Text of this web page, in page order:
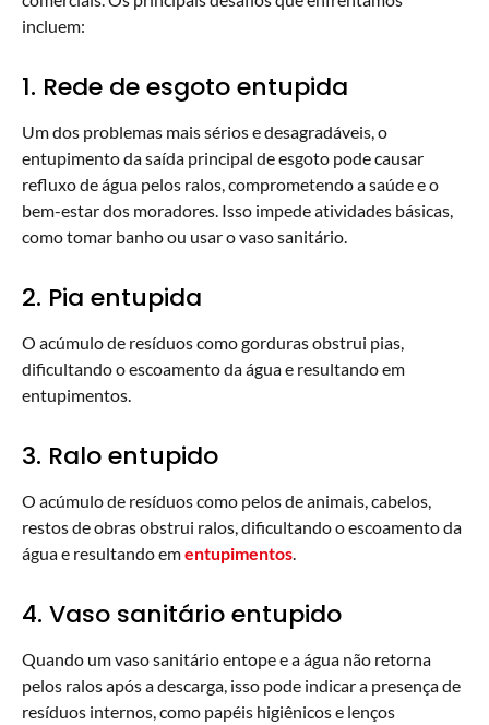
incluem:
1. Rede de esgoto entupida
Um dos problemas mais sérios e desagradáveis, o
entupimento da saída principal de esgoto pode causar
refluxo de água pelos ralos, comprometendo a saúde e o
bem-estar dos moradores. Isso impede atividades básicas,
como tomar banho ou usar o vaso sanitário.
2. Pia entupida
O acúmulo de resíduos como gorduras obstrui pias,
dificultando o escoamento da água e resultando em
entupimentos.
3. Ralo entupido
O acúmulo de resíduos como pelos de animais, cabelos,
restos de obras obstrui ralos, dificultando o escoamento da
água e resultando ementupimentos
4. Vaso sanitário entupido
Quando um vaso sanitário entope e a água não retorna
pelos ralos após a descarga, isso pode indicar a presença de
resíduos internos, como papéis higiênicos e lenços